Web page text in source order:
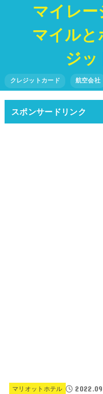
マイレー
マイルと
ジッ
クレジットカード 航空会社
スポンサードリンク
マリオットホテル